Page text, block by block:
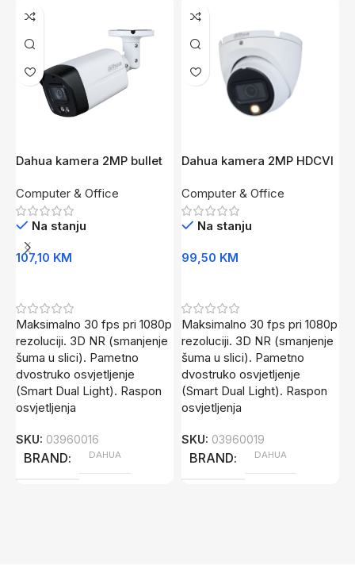
Dahua kamera 2MP bullet
0280B-S6
Computer & Office
Na stanju
107,10 KM
Maksimalno 30 fps pri 1080p
rezoluciji. 3D NR (smanjenje
šuma u slici). Pametno
dvostruko osvjetljenje
(Smart Dual Light). Raspon
osvjetljenja
SKU: 03960016
BRAND DAHUA
Dahua kamera 2MP HDCVI
HDW1200TLM-IL-A-0280B-
S6
Computer & Office
Na stanju
99,50 KM
Maksimalno 30 fps pri 1080p
rezoluciji. 3D NR (smanjenje
šuma u slici). Pametno
dvostruko osvjetljenje
(Smart Dual Light). Raspon
osvjetljenja
SKU: 03960019
BRAND DAHUA